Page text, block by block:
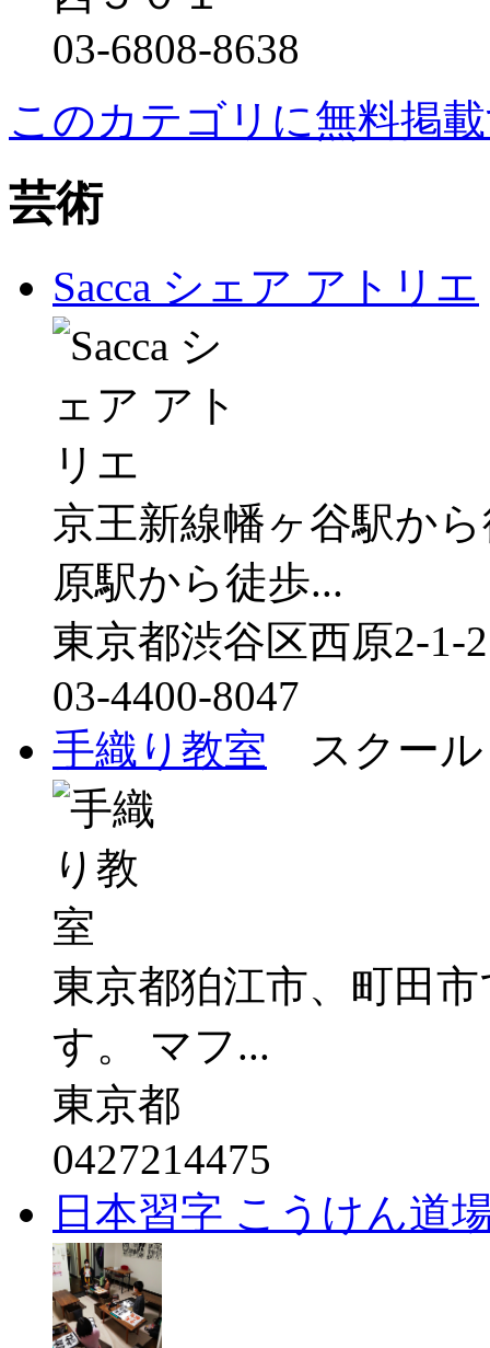
03-6808-8638
このカテゴリに無料掲
芸術
Sacca シェア アトリエ
京王新線幡ヶ谷駅か
原駅から徒歩...
東京都渋谷区西原2-1-
03-4400-8047
手織り教室 スクール
東京都狛江市、町田
す。 マフ...
東京都
0427214475
日本習字 こうけん道